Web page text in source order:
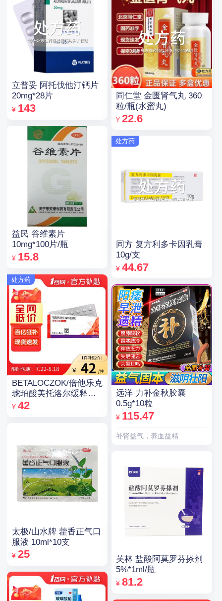
立普妥 阿托伐他汀钙片
20mg*28片
¥ 143
益民 谷维素片
10mg*100片/瓶
¥ 15.8
处方药
BETALOCZOK/倍他乐克
琥珀酸美托洛尔缓释片
47.5mg*14片*2板
¥ 42
太极/山水牌 藿香正气口
服液 10ml*10支
¥ 25
同仁堂 金匮肾气丸 360
粒/瓶(水蜜丸)
¥ 22.6
处方药
同方 复方利多卡因乳膏
10g/支
¥ 44.67
远洋 力补金秋胶囊
0.5g*10粒
¥ 115.47
补肾益气，养血益精
芙林 盐酸阿莫罗芬搽剂
5%*1ml/瓶
¥ 81.2